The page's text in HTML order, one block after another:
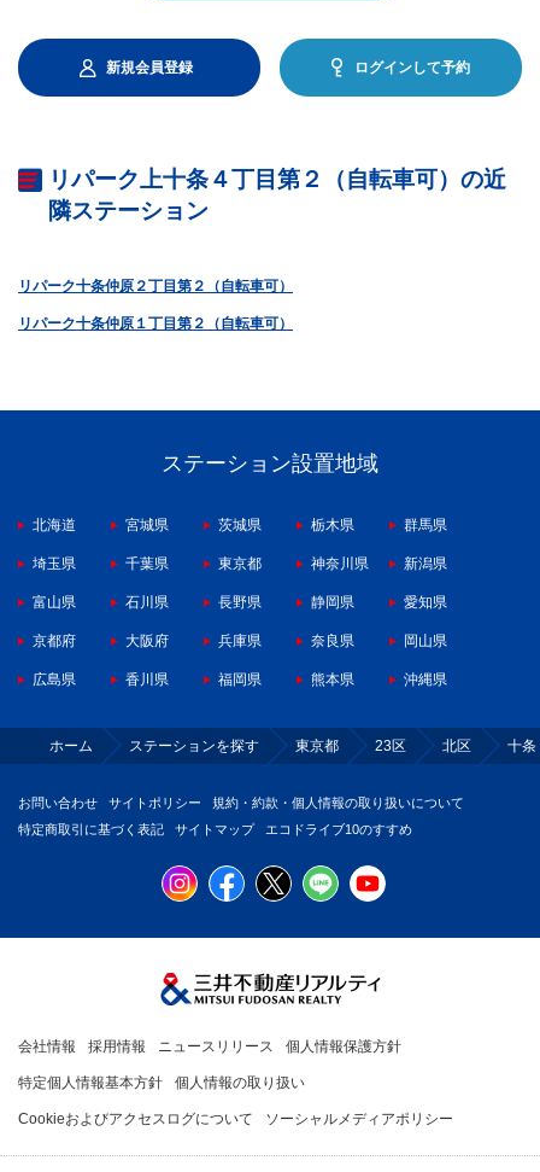
新規会員登録 ログインして予約
リパーク上十条４丁目第２（自転車可）の近
隣ステーション
リパーク十条仲原２丁目第２（自転車可）
リパーク十条仲原１丁目第２（自転車可）
ステーション設置地域
北海道 宮城県 茨城県 栃木県 群馬県
埼玉県 千葉県 東京都 神奈川県 新潟県
富山県 石川県 長野県 静岡県 愛知県
京都府 大阪府 兵庫県 奈良県 岡山県
広島県 香川県 福岡県 熊本県 沖縄県
ホーム ステーションを探す 東京都 23区 北区 十条
お問い合わせ サイトポリシー
規約・約款・個人情報の取り扱いについて
特定商取引に基づく表記
サイトマップ エコドライブ10のすすめ
会社情報 採用情報 ニュースリリース 個人情報保護方針
特定個人情報基本方針 個人情報の取り扱い
Cookieおよびアクセスログについて ソーシャルメディアポリシー